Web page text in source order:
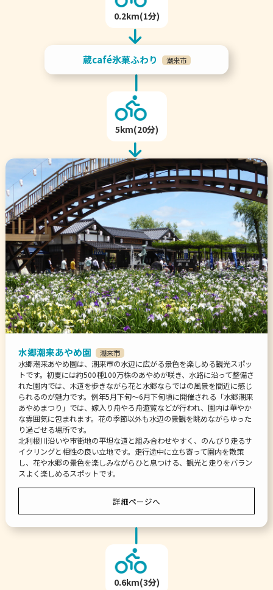
0.2km(1分)
蔵café氷菓ふわり 潮来市
5km(20分)
水郷潮来あやめ園 潮来市
水郷潮来あやめ園は、潮来市の水辺に広がる景色を楽しめる観光スポッ
トです。初夏には約500種100万株のあやめが咲き、水路に沿って整備さ
れた園内では、木道を歩きながら花と水郷ならではの風景を間近に感じ
られるのが魅力です。例年5月下旬〜6月下旬頃に開催される「水郷潮来
あやめまつり」では、嫁入り舟やろ舟遊覧などが行われ、園内は華やか
な雰囲気に包まれます。花の季節以外も水辺の景観を眺めながらゆった
り過ごせる場所です。
北利根川沿いや市街地の平坦な道と組み合わせやすく、のんびり走るサ
イクリングと相性の良い立地です。走行途中に立ち寄って園内を散策
し、花や水郷の景色を楽しみながらひと息つける、観光と走りをバラン
スよく楽しめるスポットです。
詳細ページへ
0.6km(3分)